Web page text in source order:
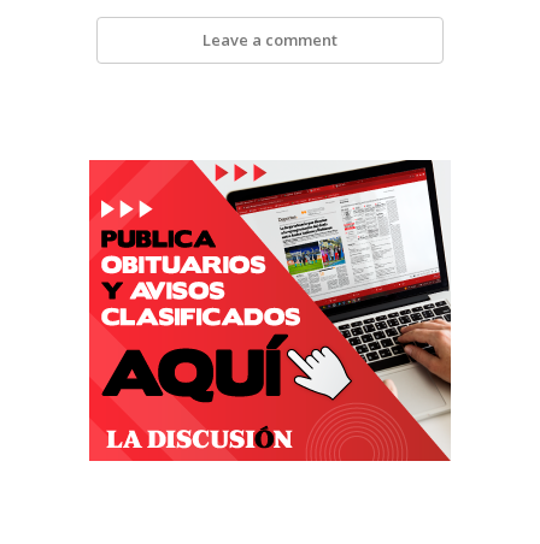
Leave a comment